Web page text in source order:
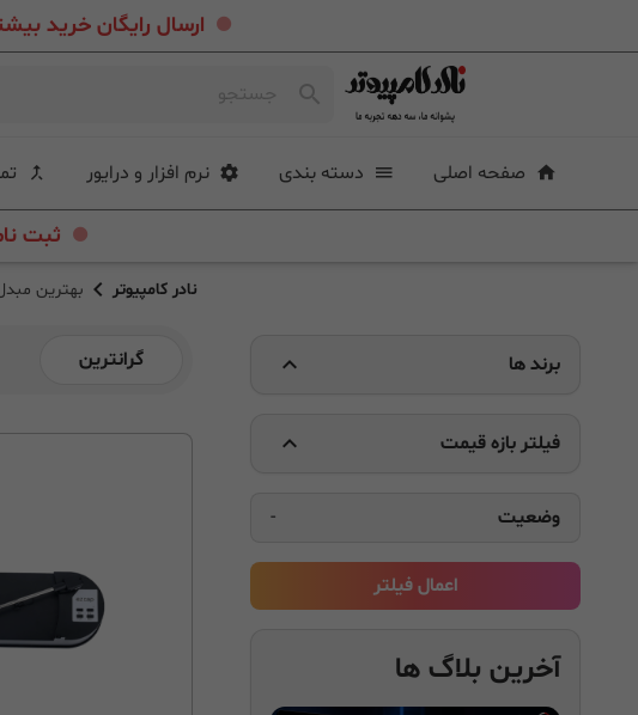
ارسال رایگان خرید بیشتر از ۴ میلیون تومان توسط پست پیشتاز به
صفحه اصلی دسته بندی نرم افزار و درایور. ثبت
نادر کامپیوتر بهترین
برند ها
فیلتر بازه قیمت
وضعیت -
اعمال فیلتر
آخرین بلاگ ها
گرانترین